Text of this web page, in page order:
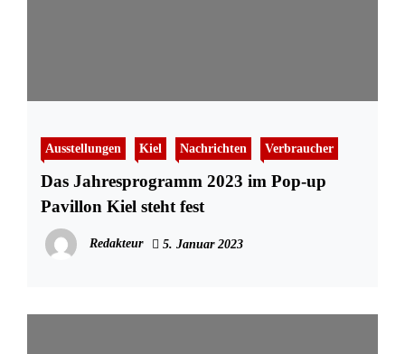
Ausstellungen Kiel Nachrichten Verbraucher
Das Jahresprogramm 2023 im Pop-up
Pavillon Kiel steht fest
Redakteur 5. Januar 2023